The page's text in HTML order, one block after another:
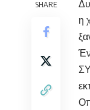
SHARE
η